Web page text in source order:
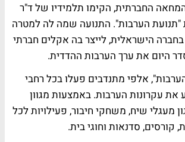
רקע המחאה החברתית, הקימו תלמידיו של ד"ר
"תנועת הערבות". התנועה שמה לה למטרה
הישראלית, לייצר בה אקלים חברתי
היום את ערך הערבות ההדדית.
אלפי מתנדבים פעלו בכל רחבי
את עקרונות הערבות. באמצעות מגוון
מעגלי שיח, משחקי חיבור, פעילויות לכל
סדנאות וחוגי בית.